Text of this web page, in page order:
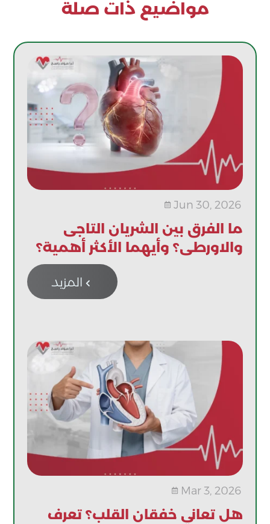
مواضيع ذات صلة
 Jun 30, 2026
ما الفرق بين الشريان التاجى
والاورطى؟ وأيهما الأكثر أهمية؟
المزيد 
 Mar 3, 2026
هل تعاني خفقان القلب؟ تعرف